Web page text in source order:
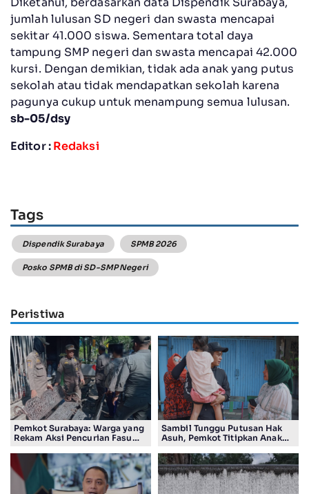
jumlah lulusan SD negeri dan swasta mencapai
sekitar 41.000 siswa. Sementara total daya
tampung SMP negeri dan swasta mencapai 42.000
kursi. Dengan demikian, tidak ada anak yang putus
sekolah atau tidak mendapatkan sekolah karena
pagunya cukup untuk menampung semua lulusan.
sb-05/dsy
Editor :Redaksi
Tags
Dispendik Surabaya SPMB 2026
Posko SPMB di SD-SMP Negeri
Peristiwa
Pemkot Surabaya: Warga yang
Rekam Aksi Pencurian Fasum
Ribu
Sambil Tunggu Putusan Hak
Asuh, Pemkot Titipkan Anak
Aman Kota Surabaya